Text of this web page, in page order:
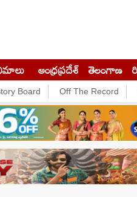
ఆంధ్రప్రదేశ్ తెలంగాణ
Board Off The Record